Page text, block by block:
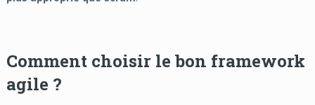
Comment choisir le bon framework
agile ?